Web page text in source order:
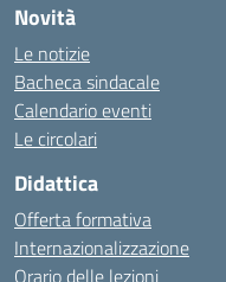
Novità
Le notizie
Bacheca sindacale
Calendario eventi
Le circolari
Didattica
Offerta formativa
Internazionalizzazione
Orario delle lezioni